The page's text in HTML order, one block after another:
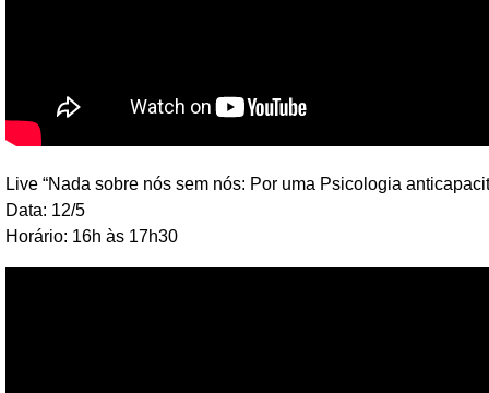
Live “Nada sobre nós sem nós: Por uma Psicologia
Data: 12/5
Horário: 16h às 17h30